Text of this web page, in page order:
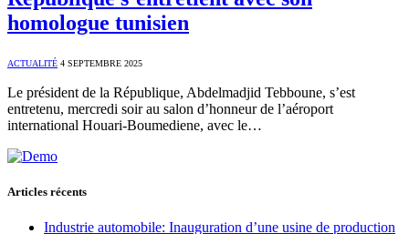
homologue tunisien
ACTUALITÉ 4 SEPTEMBRE 2025
Le président de la République, Abdelmadjid Tebboune, s’est
entretenu, mercredi soir au salon d’honneur de l’aéroport
international Houari-Boumediene, avec le…
Articles récents
Industrie automobile: Inauguration d’une usine de production